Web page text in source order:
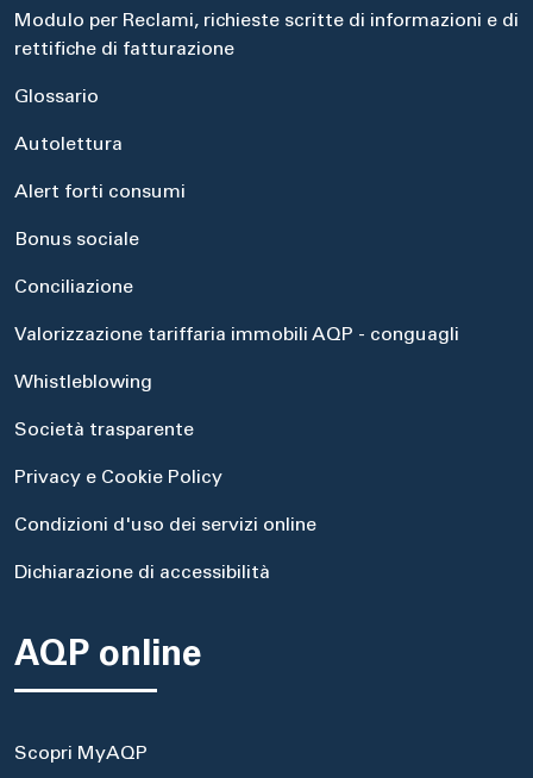
Modulo per Reclami, richieste scritte di informazioni e di
rettifiche di fatturazione
Glossario
Autolettura
Alert forti consumi
Bonus sociale
Conciliazione
Valorizzazione tariffaria immobili AQP - conguagli
Whistleblowing
Società trasparente
Privacy e Cookie Policy
Condizioni d'uso dei servizi online
Dichiarazione di accessibilità
AQP online
Scopri MyAQP